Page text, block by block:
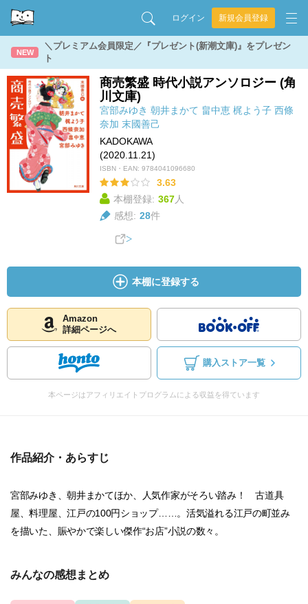
ログイン 新規会員登録
NEW
＼プレミアム会員限定／『プレゼント(新潮文庫)』をプレゼン
ト
商売繁盛 時代小説アンソロジー (角
川文庫)
宮部みゆき 朝井まかて 畠中恵 梶よう子 西條
奈加 末國善己
KADOKAWA
(2020.11.21)
ISBN・EAN: 9784041096680
3.63
本棚登録: 367人
感想: 28件
本棚に登録する
Amazon
詳細ページへ
購入ストア一覧
本ページはアフィリエイトプログラムによる収益を得ています
作品紹介・あらすじ
宮部みゆき、朝井まかてほか、人気作家がそろい踏み！ 古道具
屋、料理屋、江戸の100円ショップ……。活気溢れる江戸の町並み
を描いた、賑やかで楽しい傑作“お店”小説の数々。
みんなの感想まとめ